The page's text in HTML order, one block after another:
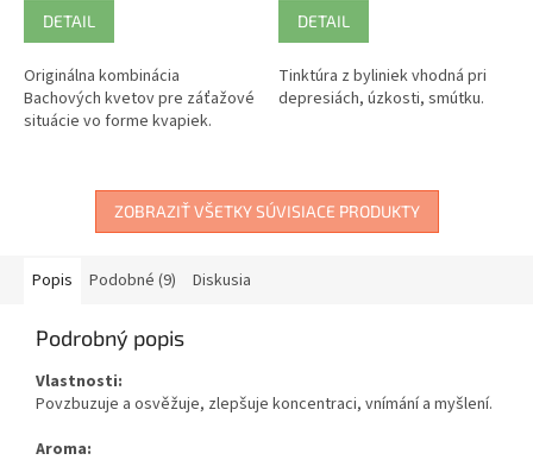
DETAIL
Originálna kombinácia
Bachových kvetov pre záťažové
situácie vo forme kvapiek.
DETAIL
Tinktúra z byliniek vhodná pri
depresiách, úzkosti, smútku.
ZOBRAZIŤ VŠETKY SÚVISIACE PRODUKTY
Popis Podobné (9) Diskusia
Podrobný popis
Vlastnosti:
Povzbuzuje a osvěžuje, zlepšuje koncentraci, vnímání a myšlení.
Aroma: